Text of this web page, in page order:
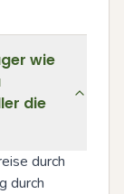
wie
die
durch
durch